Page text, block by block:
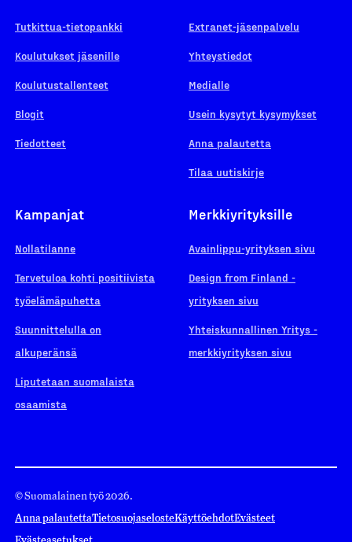
Tutkittua-tietopankki
Koulutukset jäsenille
Koulutustallenteet
Blogit
Tiedotteet
Extranet-jäsenpalvelu
Yhteystiedot
Medialle
Usein kysytyt kysymykset
Anna palautetta
Tilaa uutiskirje
Kampanjat
Nollatilanne
Tervetuloa kohti positiivista
työelämäpuhetta
Suunnittelulla on
alkuperänsä
Liputetaan suomalaista
osaamista
Merkkiyrityksille
Avainlippu-yrityksen sivu
Design from Finland -
yrityksen sivu
Yhteiskunnallinen Yritys -
merkkiyrityksen sivu
© Suomalainen työ 2026.
Anna palautettaTietosuojaselosteKäyttöehdotEvästeet